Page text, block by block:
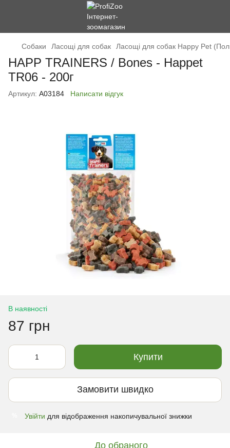
Cобаки Ласощі для собак Ласощі для собак Happy Pet
HAPP TRAINERS / Bones - Happet
TR06 - 200г
Артикул: А03184 Написати відгук
В наявності
87 грн
Купити
Замовити швидко
Увійти для відображення накопичувальної знижки
До обраного